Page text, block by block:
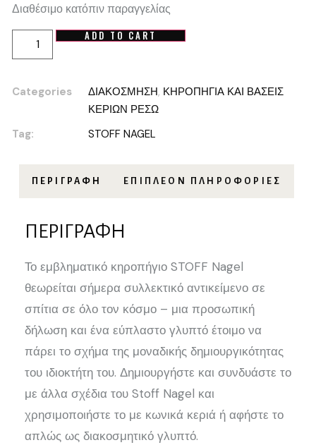
Διαθέσιμο κατόπιν παραγγελίας
ADD TO CART
Categories ΔΙΑΚΟΣΜΗΣΗ, ΚΗΡΟΠΗΓΙΑ ΚΑΙ ΒΑΣΕΙΣ
ΚΕΡΙΩΝ ΡΕΣΩ
Tag:
STOFF NAGEL
ΠΕΡΙΓΡΑΦΉ ΕΠΙΠΛΈΟΝ ΠΛΗΡΟΦΟΡΊΕΣ
ΠΕΡΙΓΡΑΦΉ
Το εμβληματικό κηροπήγιο STOFF Nagel
θεωρείται σήμερα συλλεκτικό αντικείμενο σε
σπίτια σε όλο τον κόσμο – μια προσωπική
δήλωση και ένα εύπλαστο γλυπτό έτοιμο να
πάρει το σχήμα της μοναδικής δημιουργικότητας
του ιδιοκτήτη του. Δημιουργήστε και συνδυάστε το
με άλλα σχέδια του Stoff Nagel και
χρησιμοποιήστε το με κωνικά κεριά ή αφήστε το
απλώς ως διακοσμητικό γλυπτό.